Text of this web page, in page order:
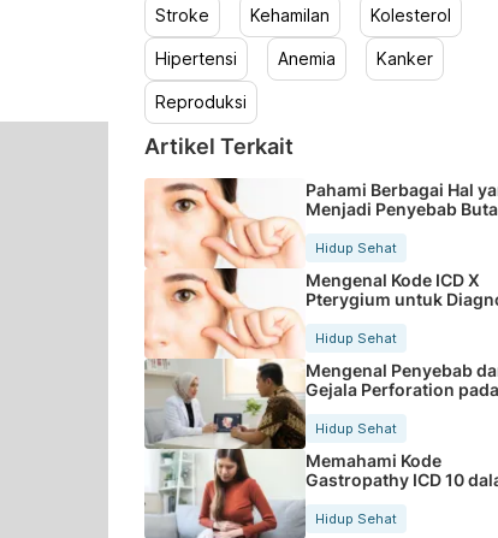
Stroke Kehamilan Kolesterol
Hipertensi Anemia Kanker
Reproduksi
Artikel Terkait
Pahami Berbagai Hal
Menjadi Penyebab Buta
Hidup Sehat
Mengenal Kode ICD X
Pterygium untuk
Hidup Sehat
Mengenal Penyebab
Gejala Perforation pada
Tubuh
Hidup Sehat
Memahami Kode
Gastropathy ICD 10
Rekam Medis Pasien
Hidup Sehat